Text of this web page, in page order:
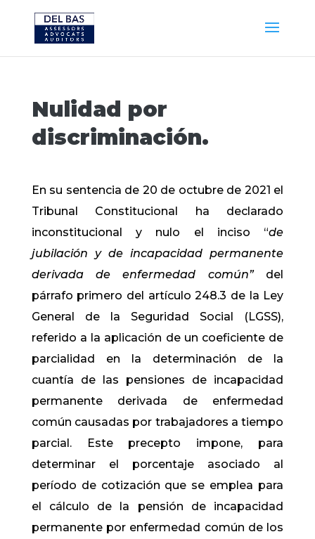
Nulidad por
discriminación.
En su sentencia de 20 de octubre de 2021 el
Tribunal Constitucional ha declarado
inconstitucional y nulo el inciso “de
jubilación y de incapacidad permanente
derivada de enfermedad común” del
párrafo primero del artículo 248.3 de la Ley
General de la Seguridad Social (LGSS),
referido a la aplicación de un coeficiente de
parcialidad en la determinación de la
cuantía de las pensiones de incapacidad
permanente derivada de enfermedad
común causadas por trabajadores a tiempo
parcial. Este precepto impone, para
determinar el porcentaje asociado al
período de cotización que se emplea para
el cálculo de la pensión de incapacidad
permanente por enfermedad común de los